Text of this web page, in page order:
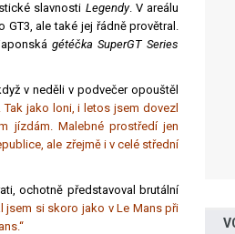
slavnosti Legendy. V areálu
GT3, ale také jej řádně provětral.
gétéčka SuperGT Series
v neděli v podvečer opouštěl
jako loni, i letos jsem dovezl
jízdám. Malebné prostředí jen
ale zřejmě i v celé střední
ochotně představoval brutální
jsem si skoro jako v Le Mans při